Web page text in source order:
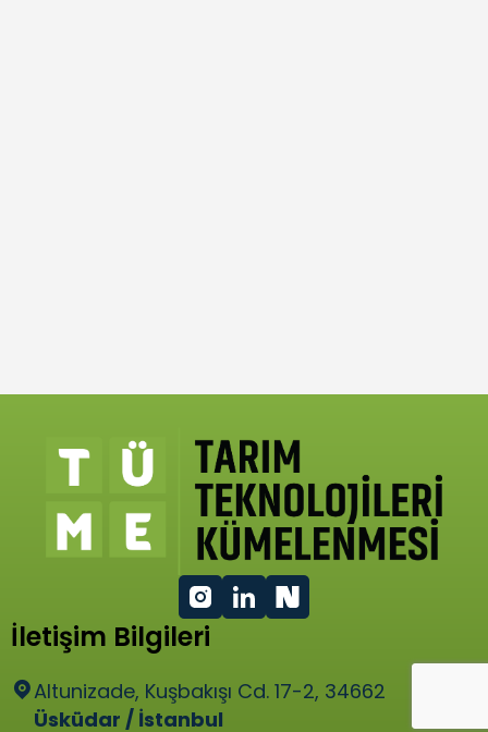
İletişim Bilgileri
Altunizade, Kuşbakışı Cd. 17-2, 34662
Üsküdar / İstanbul